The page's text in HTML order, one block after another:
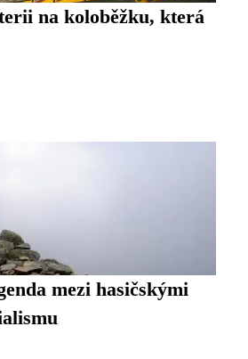
na koloběžku, která
mezi hasičskými